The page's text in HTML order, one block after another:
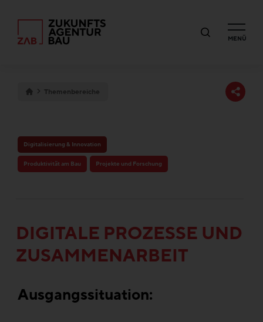
MENÜ
Themenbereiche
Digitalisierung & Innovation
Produktivität am Bau Projekte und Forschung
DIGITALE PROZESSE UND
ZUSAMMENARBEIT
Ausgangssituation: